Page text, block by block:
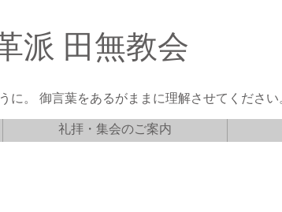
派 田無教会
に。 御言葉をあるがままに理解させてください
礼拝・集会のご案内